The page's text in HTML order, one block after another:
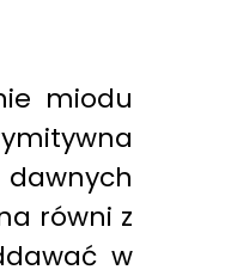
miodu
równi z
w